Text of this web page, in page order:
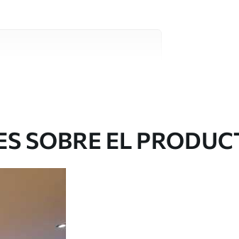
SOBRE EL